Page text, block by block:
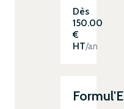
Dès
150.00
€
HT/an